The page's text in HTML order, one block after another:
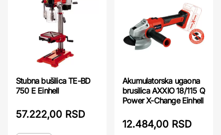
Stubna bušilica TE-BD
750 E Einhell
57.222,00 RSD
Akumulatorska ugaona
brusilica AXXIO 18/115 Q
Power X-Change Einhell
12.484,00 RSD